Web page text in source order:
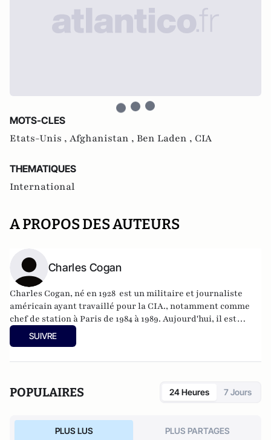
MOTS-CLES
Etats-Unis , Afghanistan , Ben Laden , CIA
THEMATIQUES
International
A PROPOS DES AUTEURS
Charles Cogan
Charles Cogan, né en 1928 est un militaire et journaliste
américain ayant travaillé pour la CIA., notamment comme
chef de station à Paris de 1984 à 1989. Aujourd'hui, il est
chercheur émérite à l'université Harvard et auteur de
nombreux ouvrages sur les questions d'intelligence et de
SUIVRE
POPULAIRES 24 Heures 7 Jours
PLUS LUS PLUS PARTAGES